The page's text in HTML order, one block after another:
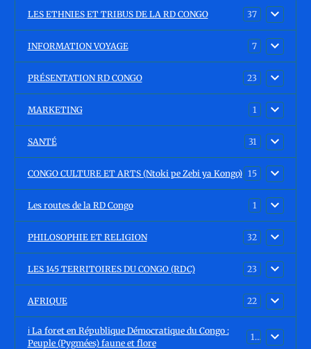
LES ETHNIES ET TRIBUS DE LA RD CONGO 37
INFORMATION VOYAGE 7
PRÉSENTATION RD CONGO 23
MARKETING 1
SANTÉ 31
CONGO CULTURE ET ARTS (Ntoki pe Zebi ya Kongo) 15
Les routes de la RD Congo 1
PHILOSOPHIE ET RELIGION 32
LES 145 TERRITOIRES DU CONGO (RDC) 23
AFRIQUE 22
ℹ️ La foret en République Démocratique du Congo :
Peuple (Pygmées) faune et flore
15